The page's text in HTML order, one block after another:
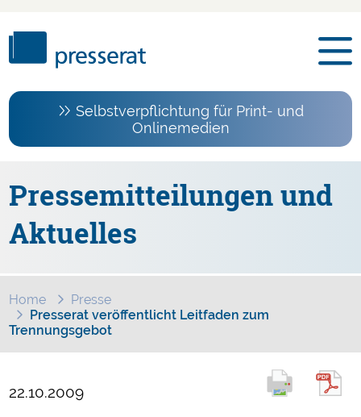
Selbstverpflichtung für Print- und
Onlinemedien
Pressemitteilungen und
Aktuelles
Home
Presse
Presserat veröffentlicht Leitfaden zum
Trennungsgebot
22.10.2009